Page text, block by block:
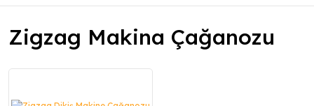
Zigzag Makina Çağanozu